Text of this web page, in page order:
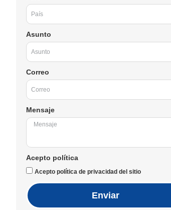
Asunto
Correo
Mensaje
Acepto política
Acepto política de privacidad del sitio
Enviar